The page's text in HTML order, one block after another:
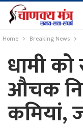
Home Breaking News
धामी
औचक
कमियां,